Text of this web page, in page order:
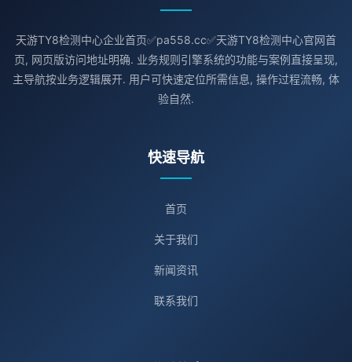
天游TY8检测中心企业首页✅pa558.cc✅天游TY8检测中心官网首
页, 网页版访问地址明确. 业务规则引擎系统的功能与案例直接呈现,
主导航按业务逻辑展开. 用户可快速定位所需信息, 操作过程流畅, 体
验自然.
快速导航
首页
关于我们
新闻资讯
联系我们